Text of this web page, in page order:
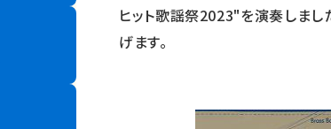
ヒット歌謡祭2023"を演奏しまし
げます。